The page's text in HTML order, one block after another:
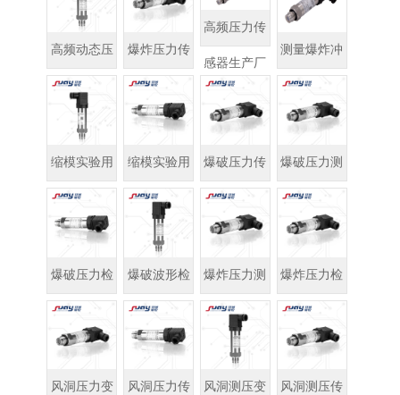
高频动态压
力传感器/变
送器
爆炸压力传
感器
高频压力传
感器生产厂
测量爆炸冲
击波的压力
传感器
缩模实验用
压力变送器
缩模实验用
压力传感器
爆破压力传
感器
爆破压力测
量
爆破压力检
测
爆破波形检
测
爆炸压力测
量
爆炸压力检
测
风洞压力变 风洞压力传 风洞测压变 风洞测压传